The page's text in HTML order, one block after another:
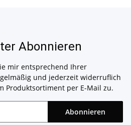
Abonnieren
mir entsprechend Ihrer
und jederzeit widerruflich
Produktsortiment per E-Mail zu.
Abonnieren